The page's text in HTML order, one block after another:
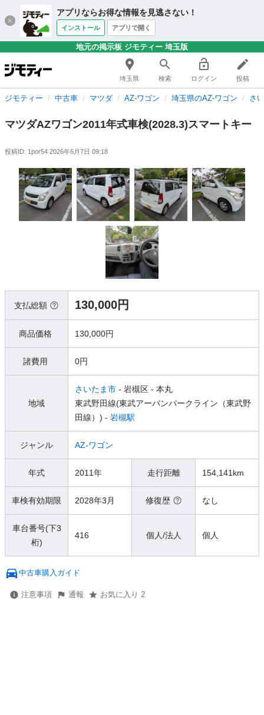
アプリならお得な情報を見逃さない！
インストール アプリで開く
地元の掲示板 ジモティー 埼玉版
埼玉県 検索 ログイン 投稿
ジモティー 中古車 マツダ AZ-ワゴン 埼玉県のAZ-ワゴン さ
マツダAZワゴン2011年式車検(2028.3)スマートキー
投稿ID: 1por54 2026年6月7日 09:18
支払総額 130,000円
商品価格 130,000円
諸費用 0円
地域
さいたま市 - 岩槻区 - 本丸
東武野田線(東武アーバンパークライン（東武野
田線）) - 岩槻駅
ジャンル AZ-ワゴン
年式 2011年 走行距離 154,141km
車検有効期限 2028年3月 修復歴 なし
車台番号(下3
桁)
416 個人/法人 個人
中古車購入ガイド
注意事項 通報 お気に入り 2